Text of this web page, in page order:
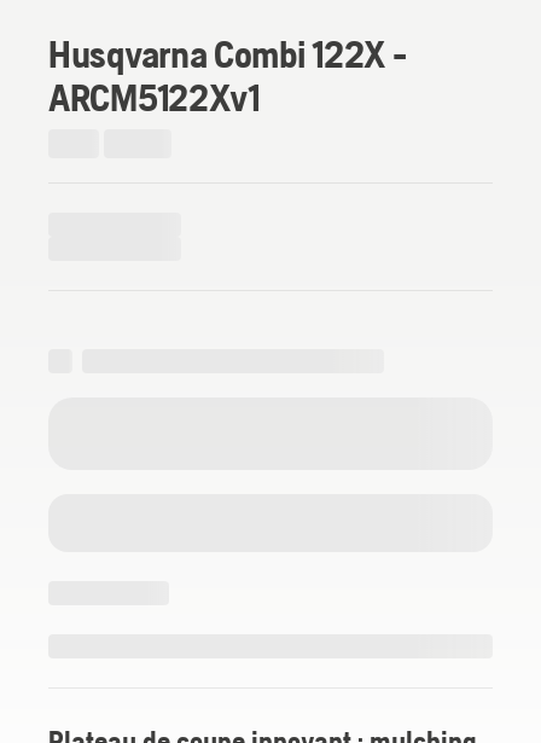
Husqvarna Combi 122X -
ARCM5122Xv1